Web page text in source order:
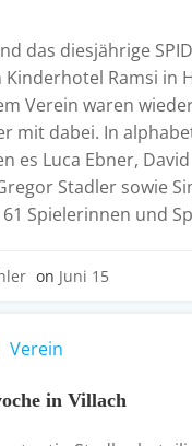
das diesjährige
Kinderhotel Ramsi in
Verein waren
mit dabei. In
es Luca Ebner,
Stadler sowie
Spielerinnen und
on Juni 15
Verein
in Villach